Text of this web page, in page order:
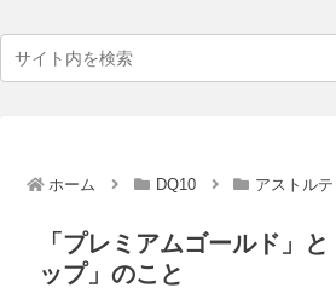
ホーム DQ10 アストル
「プレミアムゴールド」
ップ」のこと